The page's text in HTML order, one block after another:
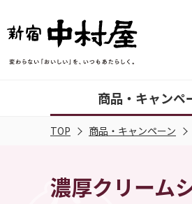
商品・キャンペ
TOP 商品・キャンペーン
濃厚クリーム